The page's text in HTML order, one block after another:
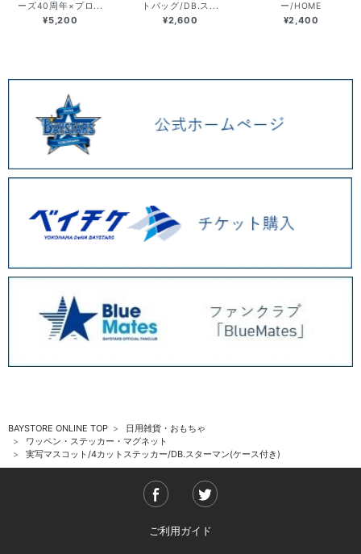
ーズ40周年×プロ...
¥5,200
トバッグ/DB.ス...
¥2,600
ー/HOME
¥2,400
BAYSTORE ONLINE TOP
日用雑貨・おもちゃ
ワッペン・ステッカー・マグネット
実写マスコット/4カットステッカー/DB.スターマン(ケース付き)
ご利用ガイド